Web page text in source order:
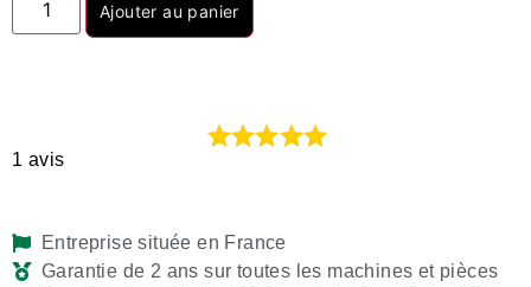
Ajouter au panier
1 avis
Entreprise située en France
Garantie de 2 ans sur toutes les machines et pièces